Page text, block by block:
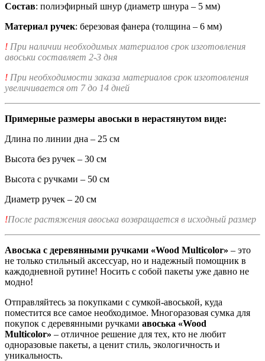
Состав: полиэфирный шнур (диаметр шнура – 5 мм)
Материал ручек: березовая фанера (толщина – 6 мм)
! При наличии необходимых материалов срок изготовления
авоськи составляет 2-3 дня
! При необходимости заказа материалов срок изготовления
увеличивается от 7 до 14 дней
Примерные размеры авоськи в нерастянутом виде:
Длина по линии дна – 25 см
Высота без ручек – 30 см
Высота с ручками – 50 см
Диаметр ручек – 20 см
!После растяжения авоська возвращается в исходный размер
Авоська с деревянными ручками «Wood Multicolor» – это
не только стильный аксессуар, но и надежный помощник в
каждодневной рутине! Носить с собой пакеты уже давно не
модно!
Отправляйтесь за покупками с сумкой-авоськой, куда
поместится все самое необходимое. Многоразовая сумка для
покупок с деревянными ручками авоська «Wood
Multicolor» – отличное решение для тех, кто не любит
одноразовые пакеты, а ценит стиль, экологичность и
уникальность.